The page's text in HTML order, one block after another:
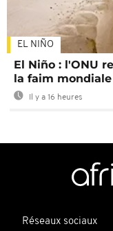
EL NIÑO
El Niño : l'ONU
la faim mondiale
Il y a 16 heures
Réseaux sociaux